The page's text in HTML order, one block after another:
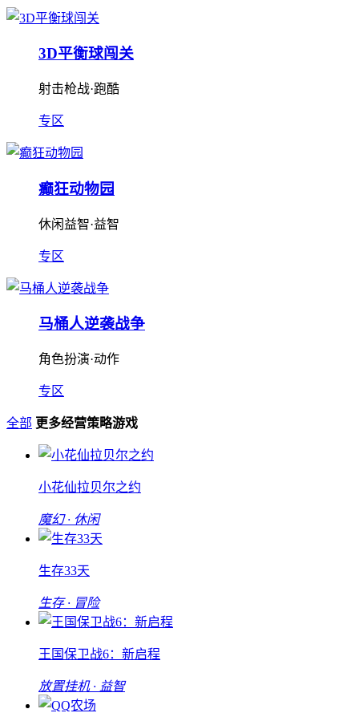
3D平衡球闯关
射击枪战·跑酷
专区
癫狂动物园
休闲益智·益智
专区
马桶人逆袭战争
角色扮演·动作
专区
全部 更多经营策略游戏
小花仙拉贝尔之约
魔幻 · 休闲
生存33天
生存 · 冒险
王国保卫战6：新启程
放置挂机 · 益智